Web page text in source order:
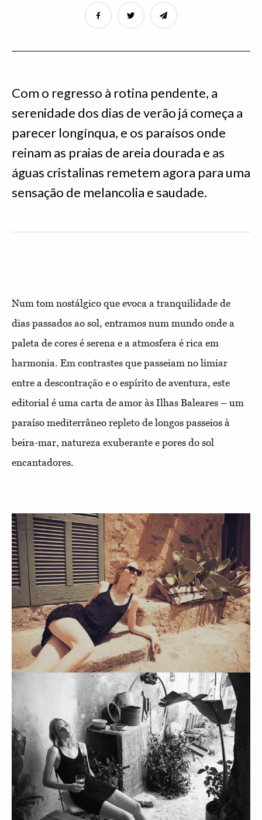
Com o regresso à rotina pendente, a
serenidade dos dias de verão já começa a
parecer longínqua, e os paraísos onde
reinam as praias de areia dourada e as
águas cristalinas remetem agora para uma
sensação de melancolia e saudade.
Num tom nostálgico que evoca a tranquilidade de
dias passados ao sol, entramos num mundo onde a
paleta de cores é serena e a atmosfera é rica em
harmonia. Em contrastes que passeiam no limiar
entre a descontração e o espírito de aventura, este
editorial é uma carta de amor às Ilhas Baleares – um
paraíso mediterrâneo repleto de longos passeios à
beira-mar, natureza exuberante e pores do sol
encantadores.